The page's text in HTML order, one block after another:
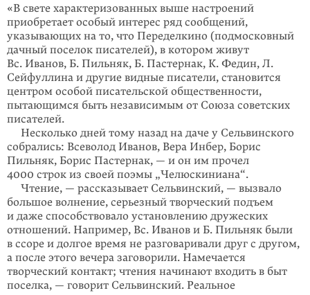
«В свете характеризованных выше настроений
приобретает особый интерес ряд сообщений,
указывающих на то, что Переделкино (подмосковный
дачный поселок писателей), в котором живут
Вс. Иванов, Б. Пильняк, Б. Пастернак, К. Федин, Л.
Сейфуллина и другие видные писатели, становится
центром особой писательской общест­венности,
пытающимся быть независимым от Союза советских
писателей.
Несколько дней тому назад на даче у Сельвинского
собрались: Всеволод Иванов, Вера Инбер, Борис
Пильняк, Борис Пастернак, — и он им про­чел
4000 строк из своей поэмы „Челюскиниана“.
Чтение, — рассказывает Сельвинский, — вызвало
большое волнение, серьезный творческий подъем
и даже способствовало установлению дружеских
отношений. Например, Вс. Иванов и Б. Пильняк были
в ссоре и долгое время не разговаривали друг с другом,
а после этого вечера заговорили. Намечается
творческий контакт; чтения начинают входить в быт
поселка, — говорит Сельвинский. Реальное